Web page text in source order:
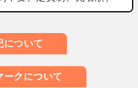
について
ークについて